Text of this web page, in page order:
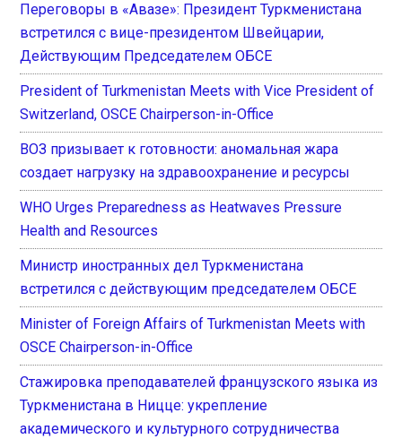
Переговоры в «Авазе»: Президент Туркменистана
встретился с вице-президентом Швейцарии,
Действующим Председателем ОБСЕ
President of Turkmenistan Meets with Vice President of
Switzerland, OSCE Chairperson-in-Office
ВОЗ призывает к готовности: аномальная жара
создает нагрузку на здравоохранение и ресурсы
WHO Urges Preparedness as Heatwaves Pressure
Health and Resources
Министр иностранных дел Туркменистана
встретился с действующим председателем ОБСЕ
Minister of Foreign Affairs of Turkmenistan Meets with
OSCE Chairperson-in-Office
Стажировка преподавателей французского языка из
Туркменистана в Ницце: укрепление
академического и культурного сотрудничества